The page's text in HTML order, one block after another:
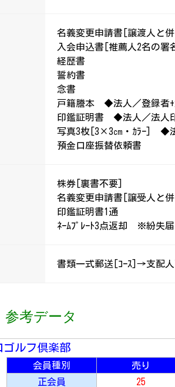
名義変更申請書[譲渡人と併
入会申込書[推薦人2名の署
経歴書
誓約書
念書
戸籍謄本 ◆法人／登録者+
印鑑証明書 ◆法人／法人
写真3枚[3×3㎝・ｶﾗｰ] ◆
預金口座振替依頼書
株券[裏書不要]
名義変更申請書[譲受人と併
印鑑証明書1通
ﾈｰﾑﾌﾟﾚｰﾄ3点返却 ※紛失届
書類一式郵送[ｺｰｽ]→支配
考データ
ゴルフ倶楽部
会員種別 売り
正会員
25